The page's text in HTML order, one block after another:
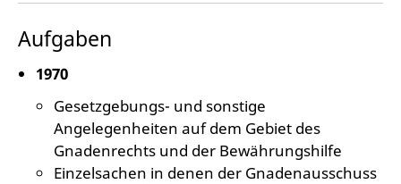
Aufgaben
1970
Gesetzgebungs- und sonstige
Angelegenheiten auf dem Gebiet des
Gnadenrechts und der Bewährungshilfe
Einzelsachen in denen der Gnadenausschuss